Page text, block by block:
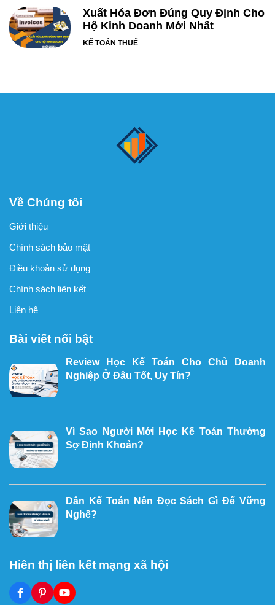
Xuất Hóa Đơn Đúng Quy Định Cho
Hộ Kinh Doanh Mới Nhất
KẾ TOÁN THUẾ
Về Chúng tôi
Giới thiệu
Chính sách bảo mật
Điều khoản sử dụng
Chính sách liên kết
Liên hệ
Bài viết nổi bật
Review Học Kế Toán Cho Chủ Doanh
Nghiệp Ở Đâu Tốt, Uy Tín?
Vì Sao Người Mới Học Kế Toán Thường
Sợ Định Khoản?
Dân Kế Toán Nên Đọc Sách Gì Để Vững
Nghề?
Hiên thị liên kết mạng xã hội